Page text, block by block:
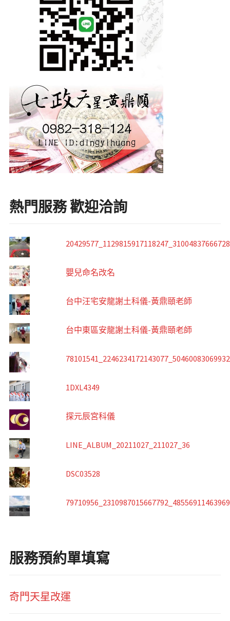
熱門服務 歡迎洽詢
嬰兒命名改名
台中汪宅安龍謝土科儀-黃鼎頤老師
台中東區安龍謝土科儀-黃鼎頤老師
1DXL4349
探元辰宮科儀
LINE_ALBUM_20211027_211027_36
DSC03528
服務預約單填寫
奇門天星改運